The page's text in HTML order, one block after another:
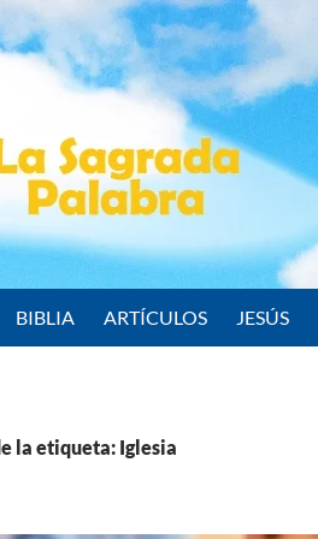
BIBLIA ARTÍCULOS JESÚS
la etiqueta: Iglesia